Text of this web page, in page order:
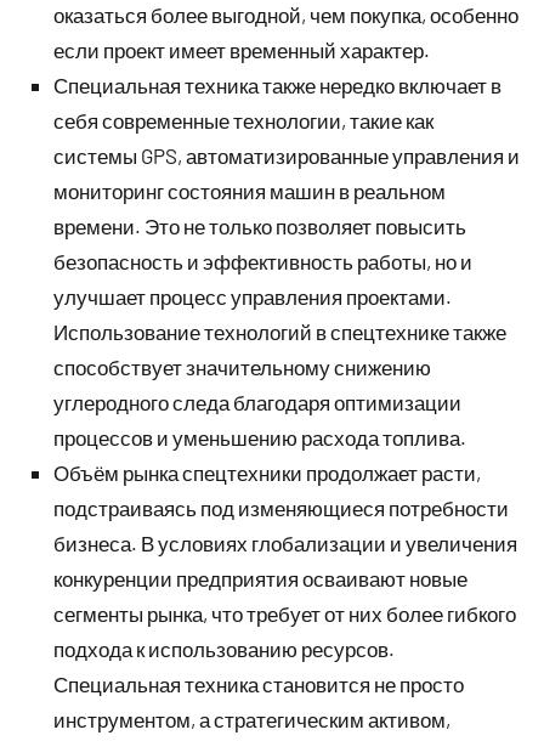
оказаться более выгодной, чем покупка, особенно
если проект имеет временный характер.
Специальная техника также нередко включает в
себя современные технологии, такие как
системы GPS, автоматизированные управления и
мониторинг состояния машин в реальном
времени. Это не только позволяет повысить
безопасность и эффективность работы, но и
улучшает процесс управления проектами.
Использование технологий в спецтехнике также
способствует значительному снижению
углеродного следа благодаря оптимизации
процессов и уменьшению расхода топлива.
Объём рынка спецтехники продолжает расти,
подстраиваясь под изменяющиеся потребности
бизнеса. В условиях глобализации и увеличения
конкуренции предприятия осваивают новые
сегменты рынка, что требует от них более гибкого
подхода к использованию ресурсов.
Специальная техника становится не просто
инструментом, а стратегическим активом,